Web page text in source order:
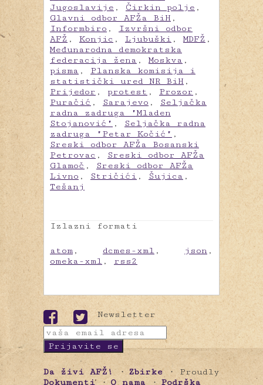
Jugoslavije , Čirkin polje ,
Glavni odbor AFŽa BiH ,
Informbiro ,
Izvršni odbor
AFŽ , Konjic , Ljubuški ,MDFŽ ,
Međunarodna demokratska
federacija žena ,Moskva ,
pisma , Planska komisija i
statistički ured NR BiH ,
Prijedor , protest , Prozor ,
Puračić , Sarajevo ,
Seljačka
radna zadruga "Mladen
Stojanović" ,
Seljačka radna
zadruga "Petar Kočić" ,
Sreski odbor AFŽa Bosanski
Petrovac ,
Sreski odbor AFŽa
Glamoč ,
Sreski odbor AFŽa
Livno , Stričići , Šujica ,
Tešanj
Izlazni formati
atom , dcmes-xml , json ,
omeka-xml , rss2
Newsletter
Da živi AFŽ!
Zbirke
Dokumenti
O nama Podrška
Proudly